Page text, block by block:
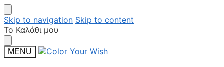
Skip to navigation Skip to content
Το Καλάθι μου
MENU